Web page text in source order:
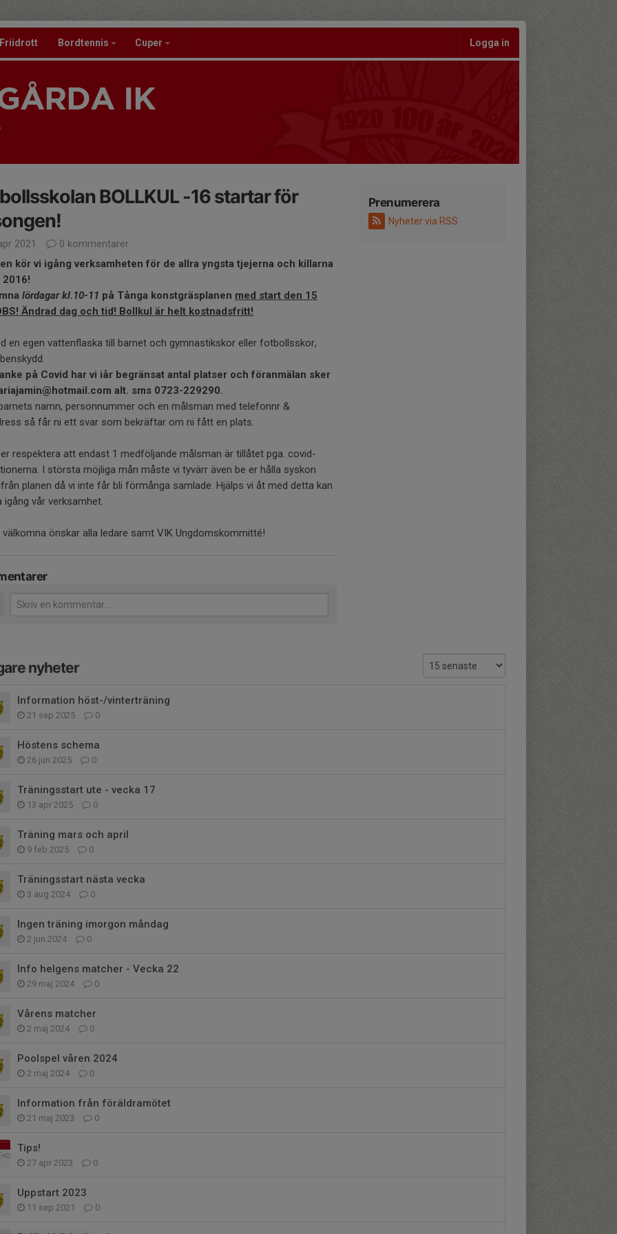
Friidrott Bordtennis Cuper Logga in
IK
Prenumerera
Nyheter via RSS
BOLLKUL -16 startar för
2021
0 kommentarer
kör vi igång verksamheten för de allra yngsta tjejerna och killarna
lördagar kl.10-11 på Tånga konstgräsplanen med start den 15
Ändrad dag och tid! Bollkul är helt kostnadsfritt!
en egen vattenflaska till barnet och gymnastikskor eller fotbollsskor,
på Covid har vi iår begränsat antal platser och föranmälan sker
alt. sms 0723-229290.
namn, personnummer och en målsman med telefonnr &
så får ni ett svar som bekräftar om ni fått en plats.
respektera att endast 1 medföljande målsman är tillåtet pga. covid-
I största möjliga mån måste vi tyvärr även be er hålla syskon
planen då vi inte får bli förmånga samlade. Hjälps vi åt med detta kan
igång vår verksamhet.
önskar alla ledare samt VIK Ungdomskommitté!
nyheter
Information höst-/vinterträning
21 sep 2025 0
Höstens schema
26 jun 2025 0
Träningsstart ute - vecka 17
13 apr 2025 0
Träning mars och april
9 feb 2025 0
Träningsstart nästa vecka
3 aug 2024 0
Ingen träning imorgon måndag
2 jun 2024 0
Info helgens matcher - Vecka 22
29 maj 2024 0
Vårens matcher
2 maj 2024 0
Poolspel våren 2024
2 maj 2024 0
Information från föräldramötet
21 maj 2023 0
Tips!
27 apr 2023 0
Uppstart 2023
11 sep 2021 0